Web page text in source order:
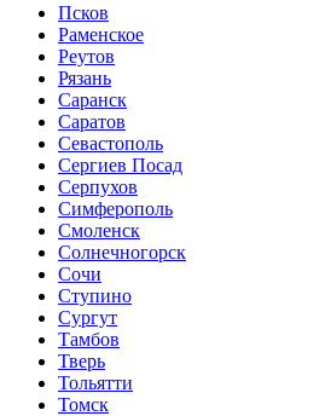
Псков
Раменское
Реутов
Рязань
Саранск
Саратов
Севастополь
Сергиев Посад
Серпухов
Симферополь
Смоленск
Солнечногорск
Сочи
Ступино
Сургут
Тамбов
Тверь
Тольятти
Томск